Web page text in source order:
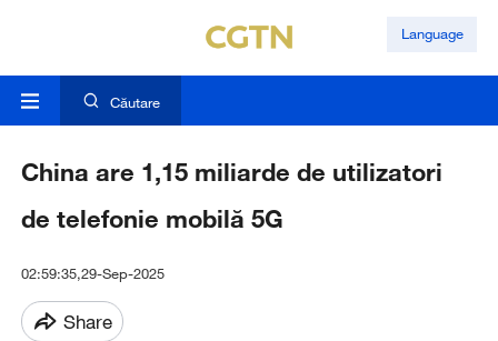
Language
Căutare
China are 1,15 miliarde de utilizatori
de telefonie mobilă 5G
02:59:35,29-Sep-2025
Share